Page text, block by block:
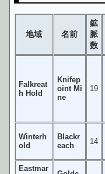
地域 名前
鉱
脈
数
Falkreat
h Hold
Knifep
oint Mi
ne
19
Winterh
old
Blackr
each
14
Eastmar